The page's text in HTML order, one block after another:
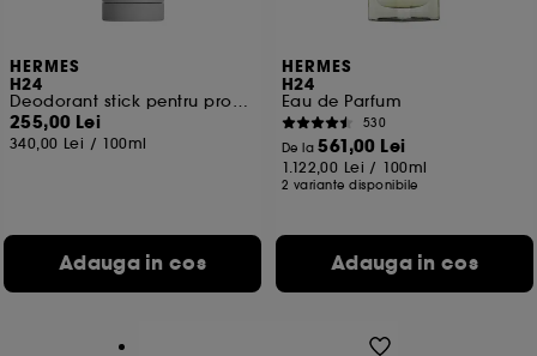
HERMES
H24
Deodorant stick pentru prospetime
255,00 Lei
340,00 Lei / 100ml
Adauga in cos
HERMES
H24
Eau de Parfum
530
De la561,00 Lei
1.122,00 Lei / 100ml
2 variante disponibile
Adauga in cos